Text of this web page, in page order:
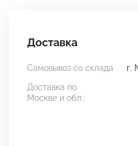
Доставка
Самовывоз со склада
г.
Доставка по
Москве и обл.: